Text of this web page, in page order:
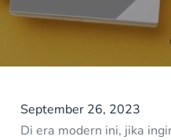
September 26, 2023
Di era modern ini, jika